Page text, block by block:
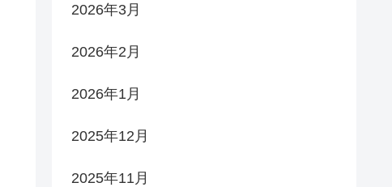
2026年3月
2026年2月
2026年1月
2025年12月
2025年11月